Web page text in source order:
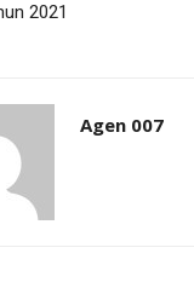
2021
Agen 007